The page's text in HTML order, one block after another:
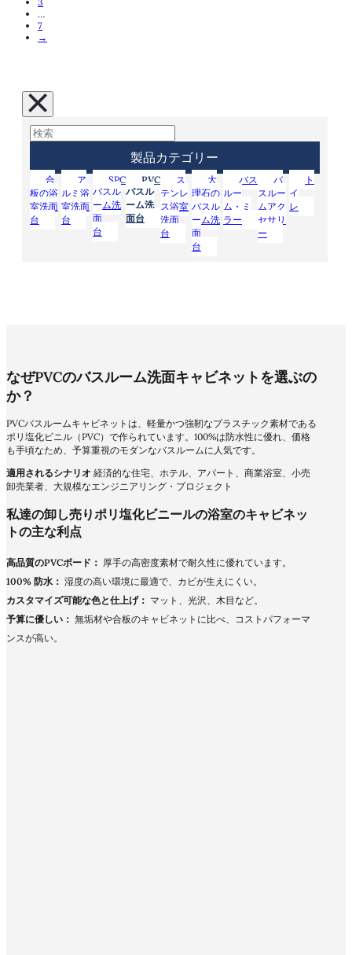
…
7
→
製品カテゴリー
合
板の浴
室洗面
台
ア
ルミ浴
室洗面
台
SPC
バスル
ーム洗
面
台
PVC
バスル
ーム洗
面台
ス
テンレ
ス浴室
洗面
台
大
理石の
バスル
ーム洗
面
台
バス
ルー
ム・ミ
ラー
バ
スルー
ムアク
セサリ
ー
ト
イ
レ
なぜPVCのバスルーム洗面キャビネットを選ぶの
か？
PVCバスルームキャビネットは、軽量かつ強靭なプラスチック素材である
ポリ塩化ビニル（PVC）で作られています。100%は防水性に優れ、価格
も手頃なため、予算重視のモダンなバスルームに人気です。
適用されるシナリオ 経済的な住宅、ホテル、アパート、商業浴室、小売
卸売業者、大規模なエンジニアリング・プロジェクト
私達の卸し売りポリ塩化ビニールの浴室のキャビネッ
トの主な利点
高品質のPVCボード： 厚手の高密度素材で耐久性に優れています。
100% 防水： 湿度の高い環境に最適で、カビが生えにくい。
カスタマイズ可能な色と仕上げ： マット、光沢、木目など。
予算に優しい： 無垢材や合板のキャビネットに比べ、コストパフォーマ
ンスが高い。